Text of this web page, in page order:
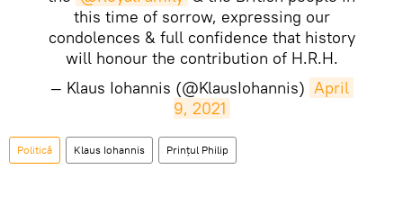
this time of sorrow, expressing our
condolences & full confidence that history
will honour the contribution of H.R.H.
— Klaus Iohannis (@KlausIohannis) April
9, 2021
Politică Klaus Iohannis Prințul Philip